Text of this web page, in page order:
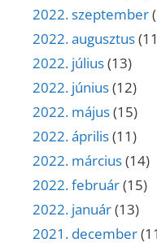
2022. szeptember
2022. augusztus
2022. július(13)
2022. június(12)
2022. május(15)
2022. április(11)
2022. március(14)
2022. február(15)
2022. január(13)
2021. december